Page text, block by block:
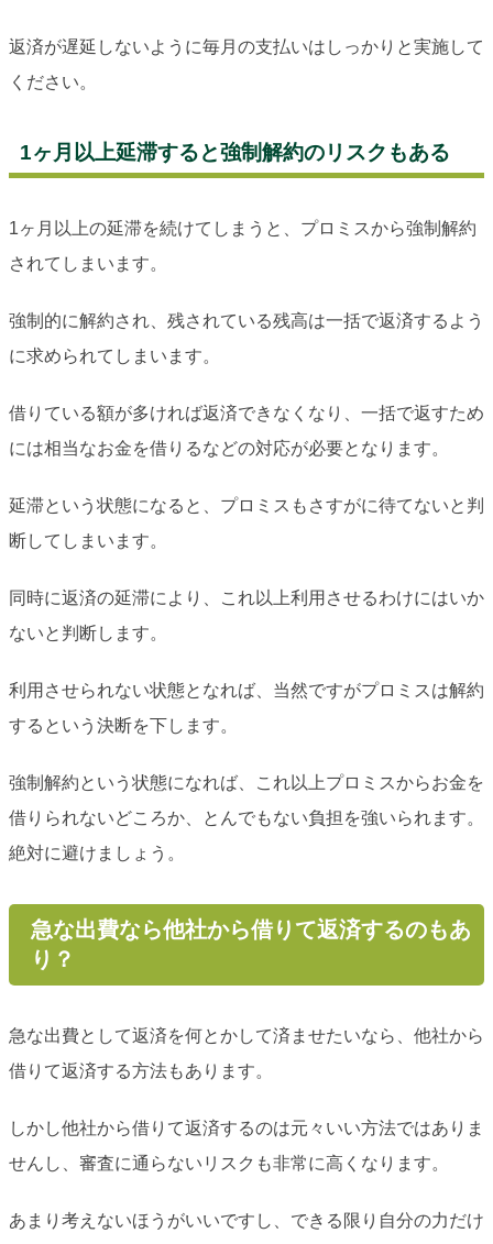
返済が遅延しないように毎月の支払いはしっかりと実施して
ください。
1ヶ月以上延滞すると強制解約のリスクもある
1ヶ月以上の延滞を続けてしまうと、プロミスから強制解約
されてしまいます。
強制的に解約され、残されている残高は一括で返済するよう
に求められてしまいます。
借りている額が多ければ返済できなくなり、一括で返すため
には相当なお金を借りるなどの対応が必要となります。
延滞という状態になると、プロミスもさすがに待てないと判
断してしまいます。
同時に返済の延滞により、これ以上利用させるわけにはいか
ないと判断します。
利用させられない状態となれば、当然ですがプロミスは解約
するという決断を下します。
強制解約という状態になれば、これ以上プロミスからお金を
借りられないどころか、とんでもない負担を強いられます。
絶対に避けましょう。
急な出費なら他社から借りて返済するのもあ
り？
急な出費として返済を何とかして済ませたいなら、他社から
借りて返済する方法もあります。
しかし他社から借りて返済するのは元々いい方法ではありま
せんし、審査に通らないリスクも非常に高くなります。
あまり考えないほうがいいですし、できる限り自分の力だけ